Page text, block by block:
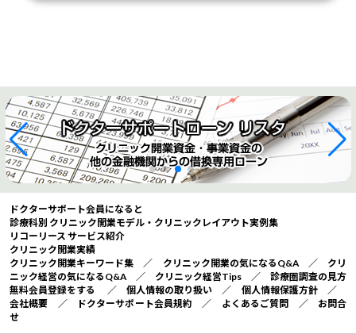
ドクターサポート会員になると
診療科別 クリニック開業モデル・クリニックレイアウト実例集
リコーリース サービス紹介
クリニック開業実績
クリニック開業キーワード集 ／ クリニック開業の気になるQ&A／ クリ
ニック経営の気になるQ&A／ クリニック経営Tips／ 診療圏調査の見方
無料会員登録をする
／ 個人情報の取り扱い ／ 個人情報保護方針 ／
会社概要 ／ ドクターサポート会員規約 ／ よくあるご質問 ／ お問合
せ